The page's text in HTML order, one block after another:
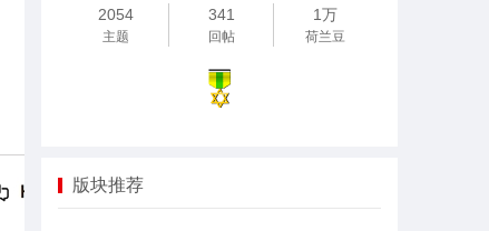
2054
主题
341
回帖
1万
荷兰豆
版块推荐